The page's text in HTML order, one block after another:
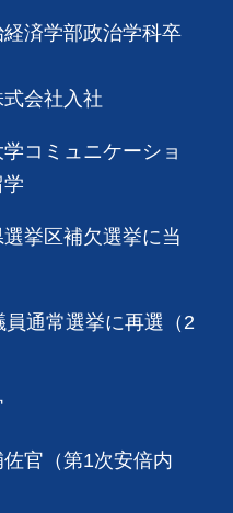
済学部政治学科卒
会社入社
コミュニケーショ
挙区補欠選挙に当
通常選挙に再選（2
官（第1次安倍内